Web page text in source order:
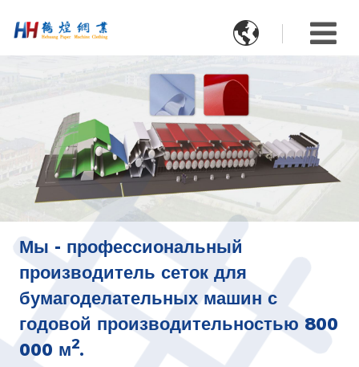

Мы - профессиональный
производитель сеток для
бумагоделательных машин с
годовой производительностью 800
000 м2.